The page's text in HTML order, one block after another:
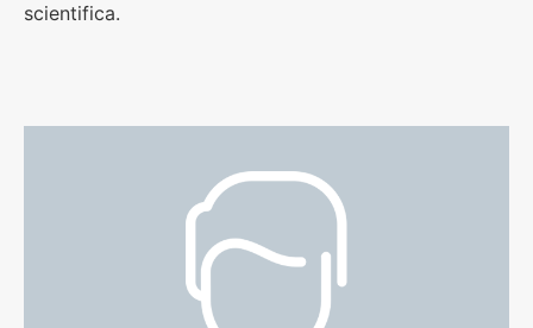
scientifica.